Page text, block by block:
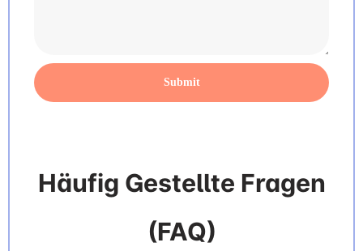
Submit
Häufig Gestellte Fragen
(FAQ)